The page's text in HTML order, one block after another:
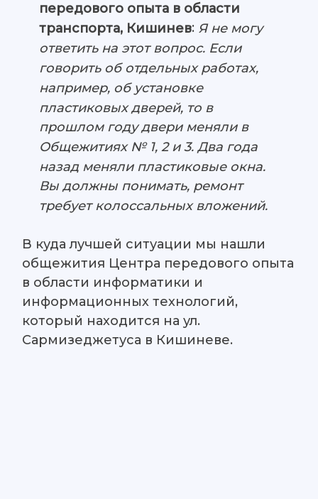
передового опыта в области
транспорта, Кишинев: Я не могу
ответить на этот вопрос. Если
говорить об отдельных работах,
например, об установке
пластиковых дверей, то в
прошлом году двери меняли в
Общежитиях № 1, 2 и 3. Два года
назад меняли пластиковые окна.
Вы должны понимать, ремонт
требует колоссальных вложений.
В куда лучшей ситуации мы нашли
общежития Центра передового опыта
в области информатики и
информационных технологий,
который находится на ул.
Сармизеджетуса в Кишиневе.